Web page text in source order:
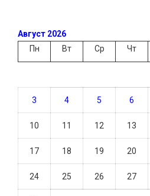
Август 2026
Пн
Вт Ср Чт
3 4 5 6
10 11 12 13
17 18 19 20
24 25 26 27